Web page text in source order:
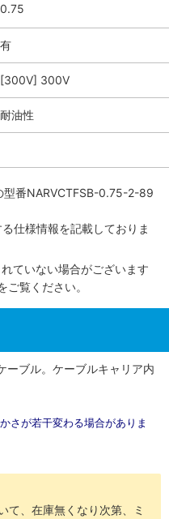
0.75
有
[300V] 300V
耐油性
型番NARVCTFSB-0.75-2-89
仕様情報を記載しておりま
ていない場合がございます
ご覧ください。
ーブル。ケーブルキャリア内
さが若干変わる場合がありま
て、在庫無くなり次第、ミ